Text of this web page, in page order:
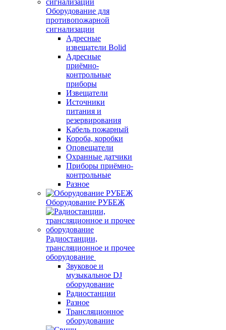
Оборудование для
противопожарной
сигнализации
Адресные
извещатели Bolid
Адресные
приёмно-
контрольные
приборы
Извещатели
Источники
питания и
резервирования
Кабель пожарный
Короба, коробки
Оповещатели
Охранные датчики
Приборы приёмно-
контрольные
Разное
Оборудование РУБЕЖ
Радиостанции,
трансляционное и прочее
оборудование
Звуковое и
музыкальное DJ
оборудование
Радиостанции
Разное
Трансляционное
оборудование